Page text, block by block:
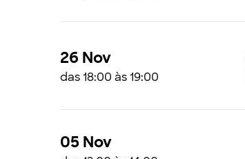
26 Nov
das 18:00 às 19:00
05 Nov